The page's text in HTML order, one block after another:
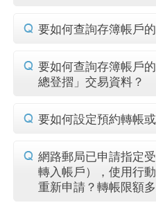
要如何查詢存簿帳戶
要如何查詢存簿帳戶
總登摺」交易資料？
要如何設定預約轉帳
網路郵局已申請指定
轉入帳戶），使用行
重新申請？轉帳限額